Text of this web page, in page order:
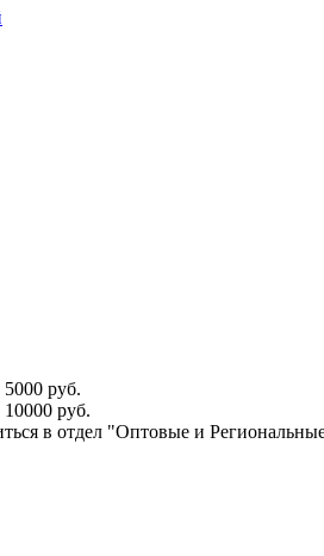
руб.
руб.
в отдел "Оптовые и